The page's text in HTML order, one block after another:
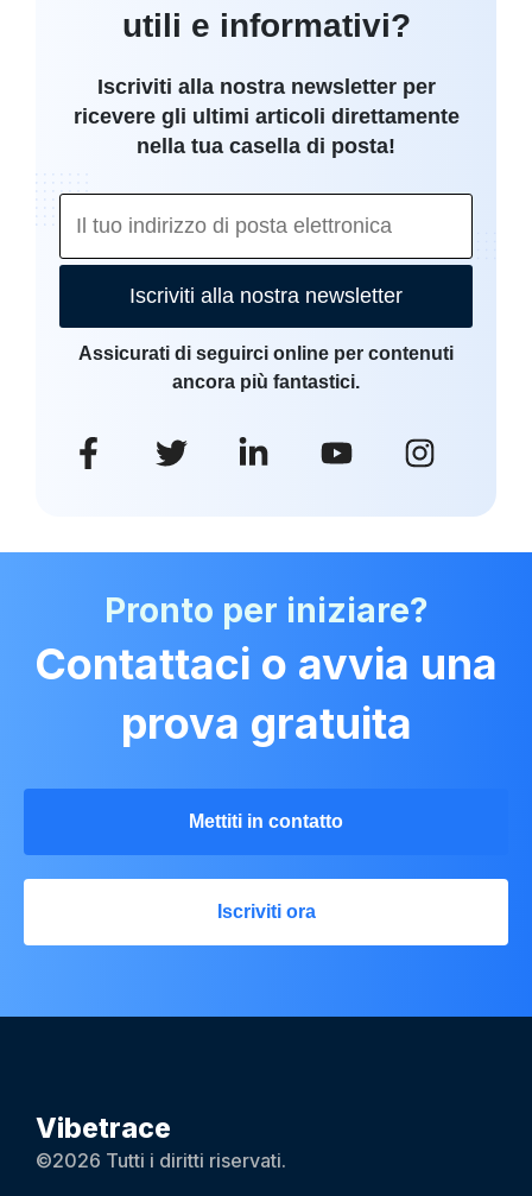
utili e informativi?
Iscriviti alla nostra newsletter per
ricevere gli ultimi articoli direttamente
nella tua casella di posta!
Iscriviti alla nostra newsletter
Assicurati di seguirci online per contenuti
ancora più fantastici.
Pronto per iniziare?
Contattaci o avvia una
prova gratuita
Mettiti in contatto
Iscriviti ora
Vibetrace
©2026 Tutti i diritti riservati.